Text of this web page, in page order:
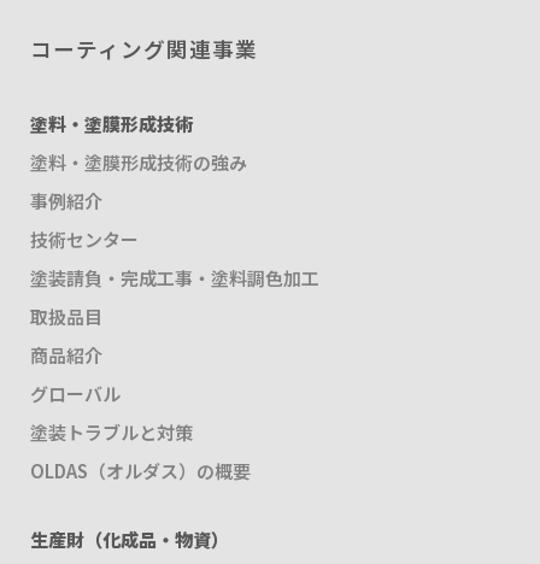
コーティング関連事業
塗料・塗膜形成技術
塗料・塗膜形成技術の強み
事例紹介
技術センター
塗装請負・完成工事・塗料調色加工
取扱品目
商品紹介
グローバル
塗装トラブルと対策
OLDAS（オルダス）の概要
生産財（化成品・物資）